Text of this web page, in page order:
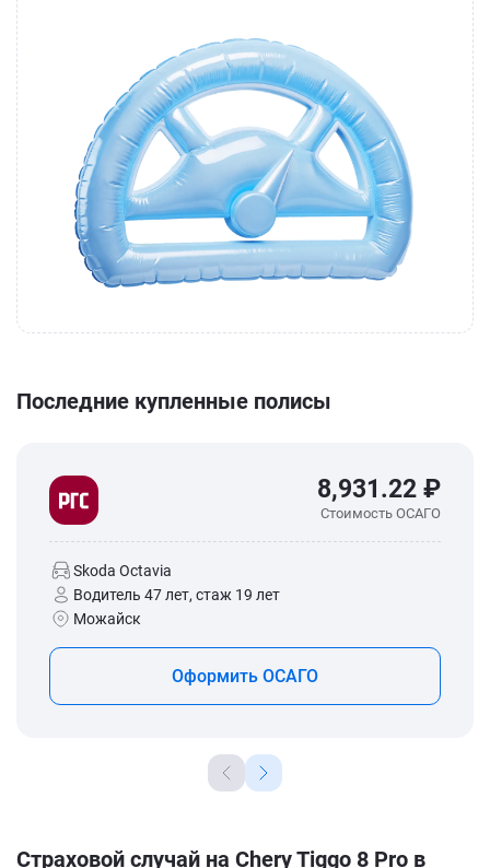
Последние купленные полисы
8,931.22 ₽
Стоимость ОСАГО
Skoda Octavia
Водитель 47 лет, стаж 19 лет
Можайск
Оформить ОСАГО
Страховой случай на Chery Tiggo 8 Pro в